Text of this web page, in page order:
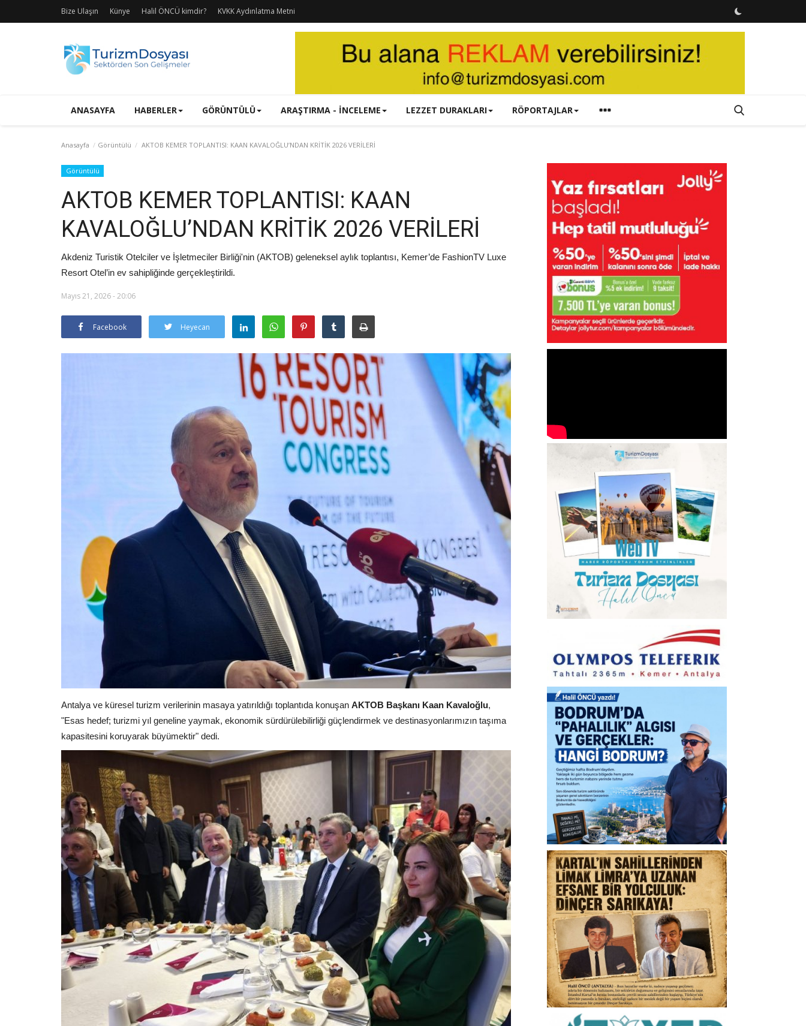
Bize Ulaşın Künye Halil ÖNCÜ kimdir? KVKK Aydınlatma Metni
ANASAYFA HABERLER GÖRÜNTÜLÜ ARAŞTIRMA - İNCELEME LEZZET DURAKLARI RÖPORTAJLAR
Anasayfa Görüntülü AKTOB KEMER TOPLANTISI: KAAN KAVALOĞLU’NDAN KRİTİK 2026 VERİLERİ
Görüntülü
AKTOB KEMER TOPLANTISI: KAAN
KAVALOĞLU’NDAN KRİTİK 2026 VERİLERİ
Akdeniz Turistik Otelciler ve İşletmeciler Birliği'nin (AKTOB) geleneksel aylık toplantısı, Kemer’de FashionTV Luxe
Resort Otel’in ev sahipliğinde gerçekleştirildi.
Mayıs 21, 2026 - 20:06
Facebook Heyecan
Antalya ve küresel turizm verilerinin masaya yatırıldığı toplantıda konuşan AKTOB Başkanı Kaan Kavaloğlu,
"Esas hedef; turizmi yıl geneline yaymak, ekonomik sürdürülebilirliği güçlendirmek ve destinasyonlarımızın taşıma
kapasitesini koruyarak büyümektir" dedi.